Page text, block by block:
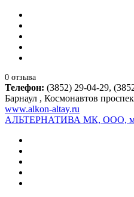
0 отзыва
Телефон: (3852) 29-04-29,
Барнаул , Космонавтов
www.alkon-altay.ru
АЛЬТЕРНАТИВА МК, ООО,